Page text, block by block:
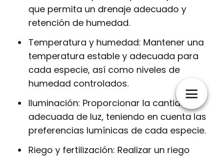
que permita un drenaje adecuado y
retención de humedad.
Temperatura y humedad: Mantener una
temperatura estable y adecuada para
cada especie, así como niveles de
humedad controlados.
Iluminación: Proporcionar la cantidad
adecuada de luz, teniendo en cuenta las
preferencias lumínicas de cada especie.
Riego y fertilización: Realizar un riego